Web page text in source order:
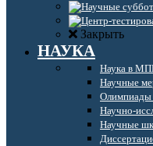
Закрыть
НАУКА
Наука в
Научные
Научно-
Научные